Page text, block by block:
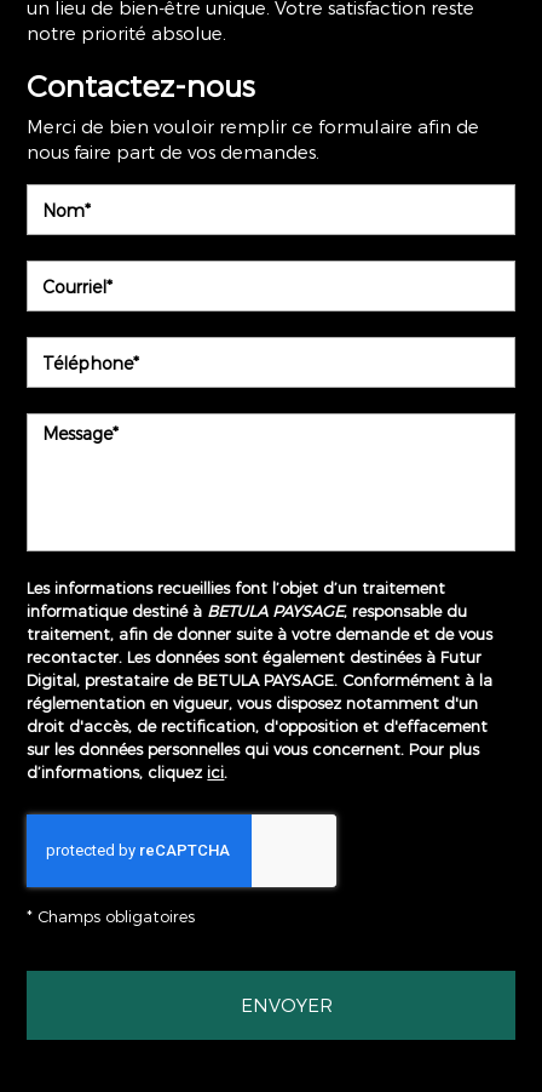
un lieu de bien-être unique. Votre satisfaction reste
notre priorité absolue.
Contactez-nous
Merci de bien vouloir remplir ce formulaire afin de
nous faire part de vos demandes.
Les informations recueillies font l’objet d’un traitement
informatique destiné à BETULA PAYSAGE, responsable du
traitement, afin de donner suite à votre demande et de vous
recontacter. Les données sont également destinées à Futur
Digital, prestataire de BETULA PAYSAGE. Conformément à la
réglementation en vigueur, vous disposez notamment d'un
droit d'accès, de rectification, d'opposition et d'effacement
sur les données personnelles qui vous concernent. Pour plus
d’informations, cliquezici.
* Champs obligatoires
ESPACE CRÉATION LA PISCINE B